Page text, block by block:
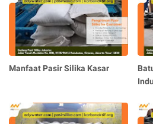
Manfaat Pasir Silika Kasar